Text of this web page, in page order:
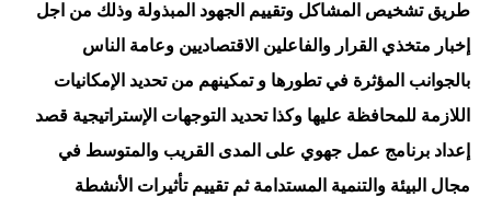
طريق تشخيص المشاكل وتقييم الجهود المبذولة وذلك من اجل
إخبار متخذي القرار والفاعلين الاقتصاديين وعامة الناس
بالجوانب المؤثرة في تطورها و تمكينهم من تحديد الإمكانيات
اللازمة للمحافظة عليها وكذا تحديد التوجهات الإستراتيجية قصد
إعداد برنامج عمل جهوي على المدى القريب والمتوسط في
مجال البيئة والتنمية المستدامة ثم تقييم تأثيرات الأنشطة